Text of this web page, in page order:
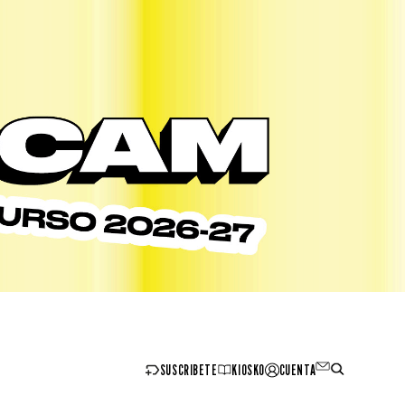
SUSCRIBETE KIOSKO CUENTA